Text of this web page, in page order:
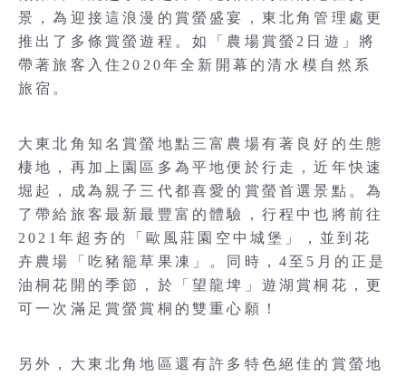
景，為迎接這浪漫的賞螢盛宴，東北角管理處更
推出了多條賞螢遊程。如「農場賞螢2日遊」將
帶著旅客入住2020年全新開幕的清水模自然系
旅宿。
大東北角知名賞螢地點三富農場有著良好的生態
棲地，再加上園區多為平地便於行走，近年快速
堀起，成為親子三代都喜愛的賞螢首選景點。為
了帶給旅客最新最豐富的體驗，行程中也將前往
2021年超夯的「歐風莊園空中城堡」，並到花
卉農場「吃豬籠草果凍」。同時，4至5月的正是
油桐花開的季節，於「望龍埤」遊湖賞桐花，更
可一次滿足賞螢賞桐的雙重心願！
另外，大東北角地區還有許多特色絕佳的賞螢地